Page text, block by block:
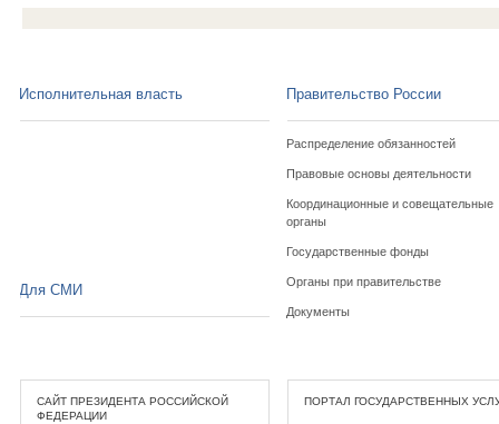
Исполнительная власть Правительство России
Распределение обязанностей
Правовые основы деятельности
Координационные и совещательные
органы
Государственные фонды
Органы при правительстве
Документы
Для СМИ
САЙТ ПРЕЗИДЕНТА РОССИЙСКОЙ
ФЕДЕРАЦИИ
ПОРТАЛ ГОСУДАРСТВЕННЫХ